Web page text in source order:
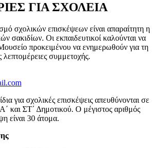
ΓΙΑ ΣΧΟΛΕΙΑ
σχολικών επισκέψεων είναι απαραίτητη η
σακιδίων. Οι εκπαιδευτικοί καλούνται να
προκειμένου να ενημερωθούν για τη
λεπτομέρειες συμμετοχής.
για σχολικές επισκέψεις απευθύνονται σε
και ΣΤ΄ Δημοτικού. Ο μέγιστος αριθμός
είναι 30 άτομα.